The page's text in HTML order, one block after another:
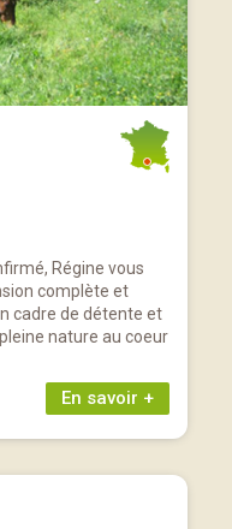
Régine vous
complète et
cadre de détente et
nature au coeur
En savoir +